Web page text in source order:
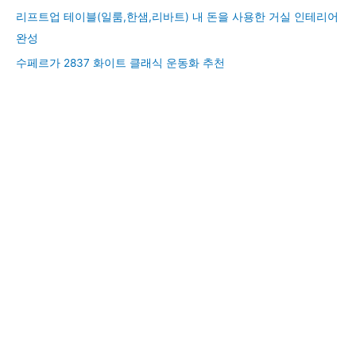
리프트업 테이블(일룸,한샘,리바트) 내 돈을 사용한 거실 인테리어
완성
수페르가 2837 화이트 클래식 운동화 추천